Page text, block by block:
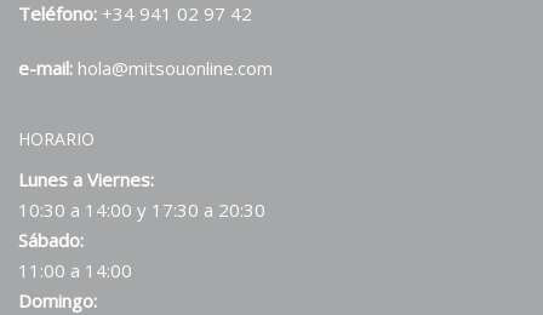
Teléfono: +34 941 02 97 42
e-mail: hola@mitsouonline.com
HORARIO
Lunes a Viernes:
10:30 a 14:00 y 17:30 a 20:30
Sábado:
11:00 a 14:00
Domingo: